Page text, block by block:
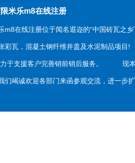
米乐m8在线注册
在线注册位于闻名遐迩的“中国砖瓦之乡
彩瓦，混凝土钢纤维井盖及水泥制品项
力于支援客户完善销前销后服务。 现本
们竭诚欢迎各部门来函参观交流，进一